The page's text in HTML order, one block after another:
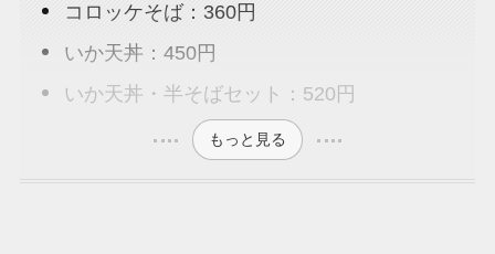
コロッケそば：360円
いか天丼：450円
いか天丼・半そばセット：520円
もっと見る